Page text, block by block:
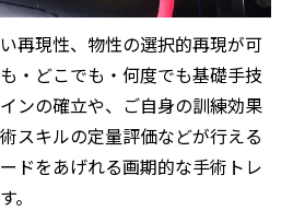
再現性、物性の選択的再現が可
・どこでも・何度でも基礎手技
ンの確立や、ご自身の訓練効果
スキルの定量評価などが行える
ドをあげれる画期的な手術トレ
。